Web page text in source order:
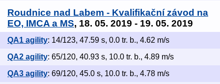
Roudnice nad Labem - Kvalifikační závod na
EO, IMCA a MS, 18. 05. 2019 - 19. 05. 2019
QA1 agility: 14/123, 47.59 s, 0.0 tr. b., 4.62 m/s
QA2 agility: 65/120, 40.93 s, 10.0 tr. b., 4.89 m/s
QA3 agility: 69/120, 45.0 s, 10.0 tr. b., 4.78 m/s